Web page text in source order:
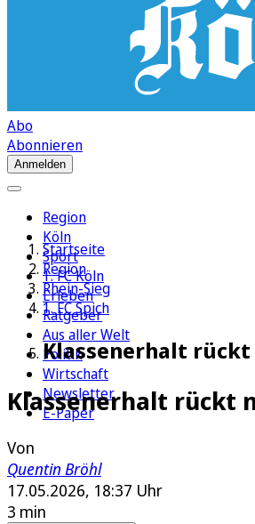
Abo
Abonnieren
Anmelden
Region
Köln
Sport
1. FC Köln
Erleben
Ratgeber
Aus aller Welt
Politik
Wirtschaft
Newsletter
E-Paper
Startseite
Region
Rhein-Sieg
1. FC Spich
Klassenerhalt rückt
Klassenerhalt rückt
Von
Quentin Bröhl
17.05.2026, 18:37 Uhr
3 min